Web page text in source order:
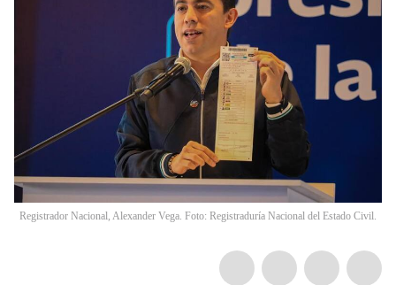
Registrador Nacional, Alexander Vega. Foto: Registraduría Nacional del Estado Civil.